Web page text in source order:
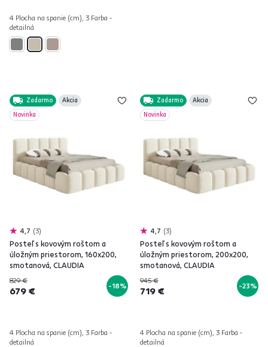
4 Plocha na spanie (cm), 3 Farba -
detailná
Zadarmo
Akcia
Novinka
4,7 3
Posteľ s kovovým roštom a
úložným priestorom, 160x200,
smotanová, CLAUDIA
829 €
679 € -18%
4 Plocha na spanie (cm), 3 Farba -
detailná
Zadarmo
Akcia
Novinka
4,7 3
Posteľ s kovovým roštom a
úložným priestorom, 200x200,
smotanová, CLAUDIA
945 €
719 € -23%
4 Plocha na spanie (cm), 3 Farba -
detailná